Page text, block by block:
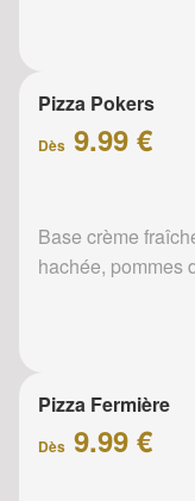
Pizza Pokers
Dès 9.99 €
Base crème
hachée, pommes
Pizza Fermière
Dès 9.99 €